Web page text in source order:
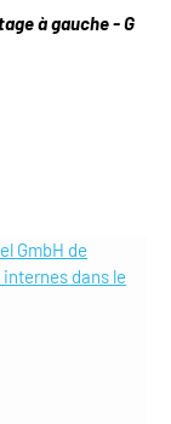
à gauche - G